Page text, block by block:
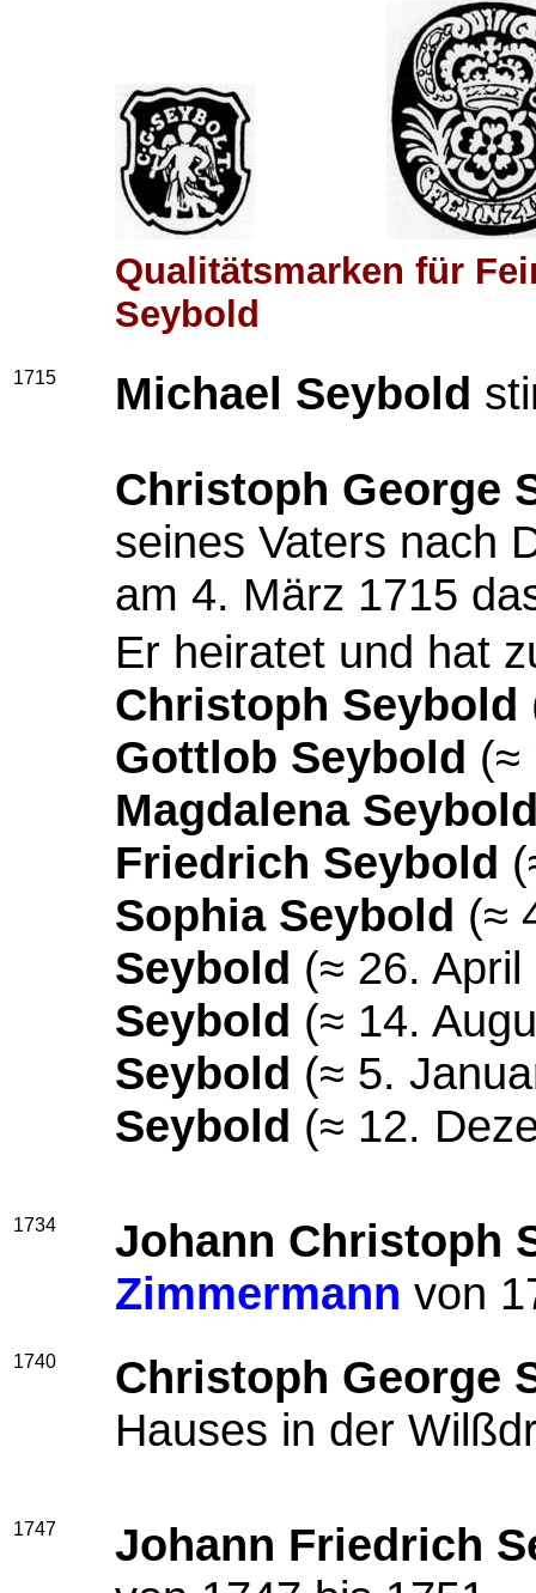
Qualitätsmarken für
Seybold
1715 Michael Seybold
Christoph George
seines Vaters nach
am 4. März 1715
Er heiratet und hat
Christoph Seybold
Gottlob Seybold (≈
Magdalena
Friedrich Seybold
Sophia Seybold (≈
Seybold (≈ 26.
Seybold (≈ 14.
Seybold (≈ 5.
Seybold (≈ 12.
1734
Johann Christoph
Zimmermann von
1740
Christoph George
Hauses in der
1747
Johann Friedrich